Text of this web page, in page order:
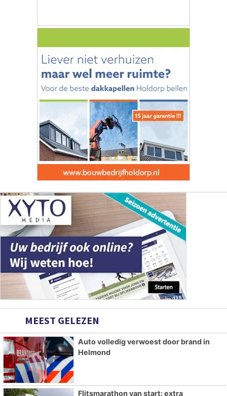
MEEST GELEZEN
Auto volledig verwoest door brand in
Helmond
Flitsmarathon van start: extra